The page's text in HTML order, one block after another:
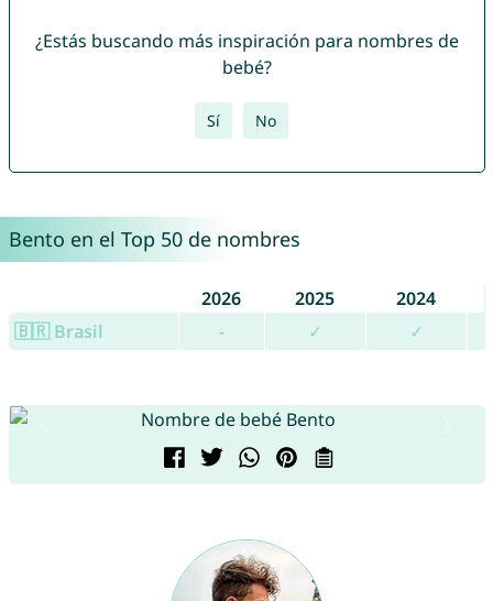
¿Estás buscando más inspiración para nombres de
bebé?
Sí No
Bento en el Top 50 de nombres
2026 2025
2024
🇧🇷 Brasil
- ✓ ✓